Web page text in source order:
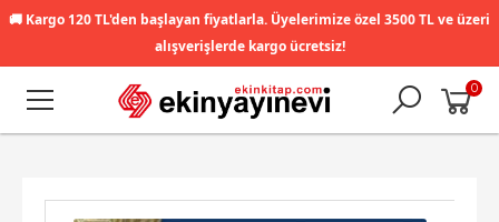
🚚 Kargo 120 TL'den başlayan fiyatlarla. Üyelerimize özel 3500 TL ve üzeri
alışverişlerde kargo ücretsiz!
0